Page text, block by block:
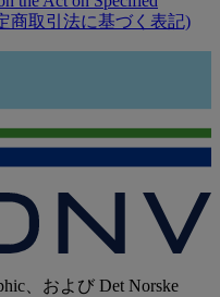
商取引法に基づく表記)
、および Det Norske